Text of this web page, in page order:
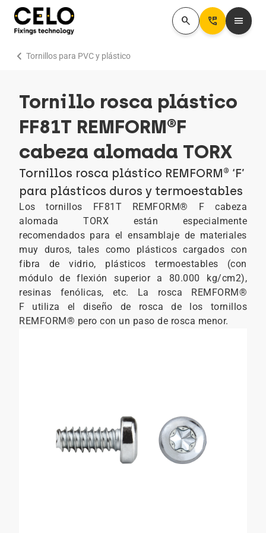
search Perm_Phone_Msg menu
Tornillos para PVC y plástico
chevron_right
Tornillo rosca plástico
FF81T REMFORM®F
cabeza alomada TORX
Tornillos rosca plástico REMFORM® ‘F’
para plásticos duros y termoestables
Los tornillos FF81T REMFORM® F cabeza
alomada TORX están especialmente
recomendados para el ensamblaje de materiales
muy duros, tales como plásticos cargados con
fibra de vidrio, plásticos termoestables (con
módulo de flexión superior a 80.000 kg/cm2),
resinas fenólicas, etc. La rosca REMFORM®
F utiliza el diseño de rosca de los tornillos
REMFORM® pero con un paso de rosca menor.